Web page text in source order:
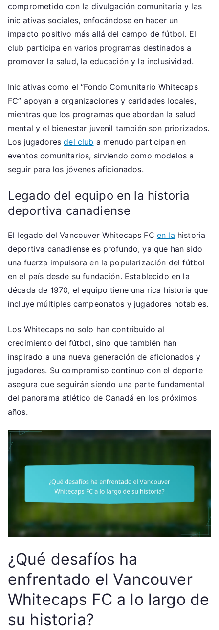
comprometido con la divulgación comunitaria y las
iniciativas sociales, enfocándose en hacer un
impacto positivo más allá del campo de fútbol. El
club participa en varios programas destinados a
promover la salud, la educación y la inclusividad.
Iniciativas como el “Fondo Comunitario Whitecaps
FC” apoyan a organizaciones y caridades locales,
mientras que los programas que abordan la salud
mental y el bienestar juvenil también son priorizados.
Los jugadoresdel club a menudo participan en
eventos comunitarios, sirviendo como modelos a
seguir para los jóvenes aficionados.
Legado del equipo en la historia
deportiva canadiense
El legado del Vancouver Whitecaps FC en la historia
deportiva canadiense es profundo, ya que han sido
una fuerza impulsora en la popularización del fútbol
en el país desde su fundación. Establecido en la
década de 1970, el equipo tiene una rica historia que
incluye múltiples campeonatos y jugadores notables.
Los Whitecaps no solo han contribuido al
crecimiento del fútbol, sino que también han
inspirado a una nueva generación de aficionados y
jugadores. Su compromiso continuo con el deporte
asegura que seguirán siendo una parte fundamental
del panorama atlético de Canadá en los próximos
años.
¿Qué desafíos ha
enfrentado el Vancouver
Whitecaps FC a lo largo de
su historia?